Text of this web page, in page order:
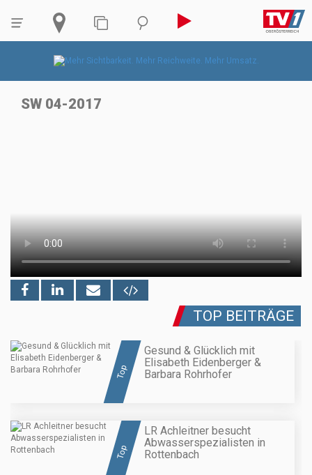
SW 04-2017
TOP BEITRÄGE
Top
Gesund & Glücklich mit
Elisabeth Eidenberger &
Barbara Rohrhofer
Top
LR Achleitner besucht
Abwasserspezialisten in
Rottenbach